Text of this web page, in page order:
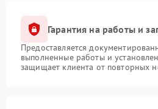
Гарантия на работы и
Предоставляется
выполненные работы и
защищает клиента от повторных